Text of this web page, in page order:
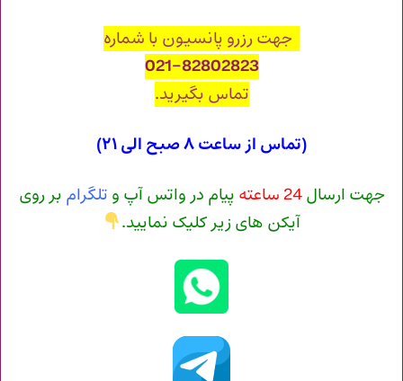
جهت رزرو پانسیون با شماره
021-82802823
تماس بگیرید.
(تماس از ساعت ۸ صبح الی ۲۱)
جهت ارسال24 ساعته پیام در واتس آپ و تلگرام بر روی
آیکن های زیر کلیک نمایید.